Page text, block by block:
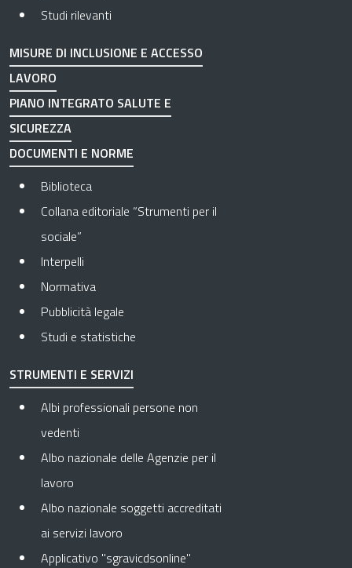
Studi rilevanti
MISURE DI INCLUSIONE E ACCESSO
LAVORO
PIANO INTEGRATO SALUTE E
SICUREZZA
DOCUMENTI E NORME
Biblioteca
Collana editoriale “Strumenti per il
sociale”
Interpelli
Normativa
Pubblicità legale
Studi e statistiche
STRUMENTI E SERVIZI
Albi professionali persone non
vedenti
Albo nazionale delle Agenzie per il
lavoro
Albo nazionale soggetti accreditati
ai servizi lavoro
Applicativo "sgravicdsonline"